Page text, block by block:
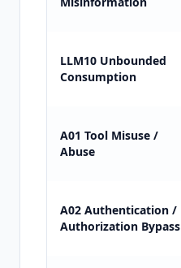
LLM10 Unbounded
Consumption
A01 Tool Misuse /
Abuse
A02 Authentication /
Authorization Bypass